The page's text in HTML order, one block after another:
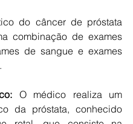
do câncer de próstata
combinação de exames
de sangue e exames
O médico realiza um
da próstata, conhecido